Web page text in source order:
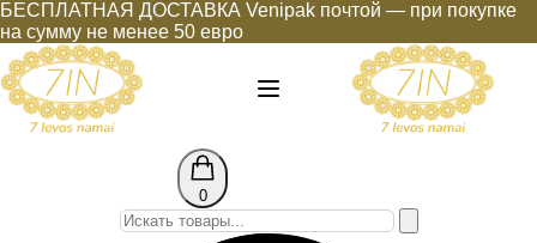
БЕСПЛАТНАЯ ДОСТАВКА Venipak почтой — при покупке
на сумму не менее 50 евро
0